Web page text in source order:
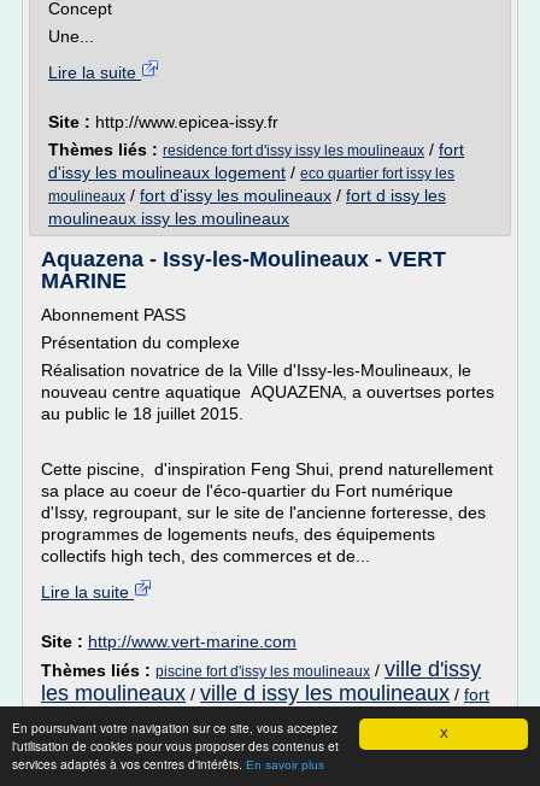
X
En poursuivant votre navigation sur ce site, vous acceptez
l'utilisation de cookies pour vous proposer des contenus et
services adaptés à vos centres d'intérêts. En savoir plus
Concept
Une...
Lire la suite
Site : http://www.epicea-issy.fr
Thèmes liés : residence fort d'issy issy les moulineaux / fort
d'issy les moulineaux logement / eco quartier fort issy les
moulineaux / fort d'issy les moulineaux / fort d issy les
moulineaux issy les moulineaux
Aquazena - Issy-les-Moulineaux - VERT
MARINE
Abonnement PASS
Présentation du complexe
Réalisation novatrice de la Ville d'Issy-les-Moulineaux, le
nouveau centre aquatique AQUAZENA, a ouvertses portes
au public le 18 juillet 2015.
Cette piscine, d'inspiration Feng Shui, prend naturellement
sa place au coeur de l'éco-quartier du Fort numérique
d'Issy, regroupant, sur le site de l'ancienne forteresse, des
programmes de logements neufs, des équipements
collectifs high tech, des commerces et de...
Lire la suite
Site : http://www.vert-marine.com
Thèmes liés : piscine fort d'issy les moulineaux / ville d'issy
les moulineaux / ville d issy les moulineaux / fort
eco quartier fort issy les
moulineaux